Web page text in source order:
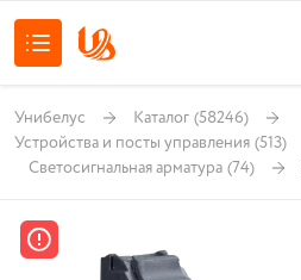
Унибелус Каталог (58246)
Устройства и посты управления (513)
Светосигнальная арматура (74)